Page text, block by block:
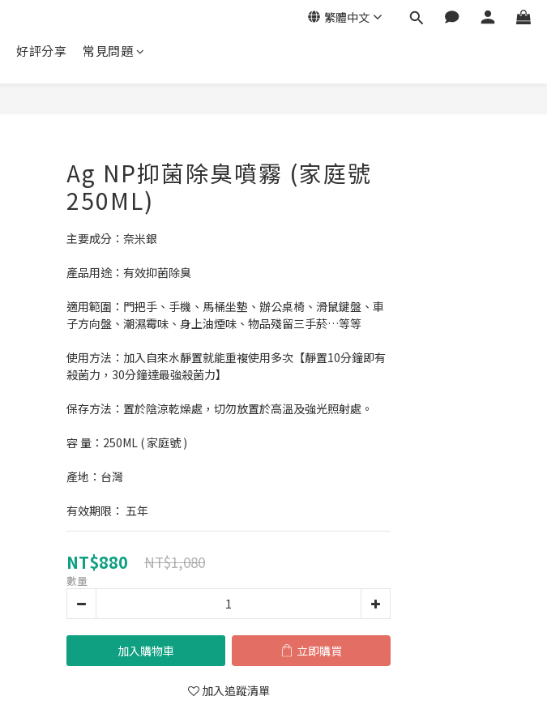
繁體中文
好評分享 常見問題
Ag NP抑菌除臭噴霧 (家庭號
250ML)
主要成分：奈米銀
產品用途：有效抑菌除臭
適用範圍：門把手、手機、馬桶坐墊、辦公桌椅、滑鼠鍵盤、車
子方向盤、潮濕霉味、身上油煙味、物品殘留三手菸…等等
使用方法：加入自來水靜置就能重複使用多次【靜置10分鐘即有
殺菌力，30分鐘達最強殺菌力】
保存方法：置於陰涼乾燥處，切勿放置於高溫及強光照射處。
容 量：250ML ( 家庭號 )
產地：台灣
有效期限： 五年
NT$880 NT$1,080
數量
加入購物車 立即購買
加入追蹤清單